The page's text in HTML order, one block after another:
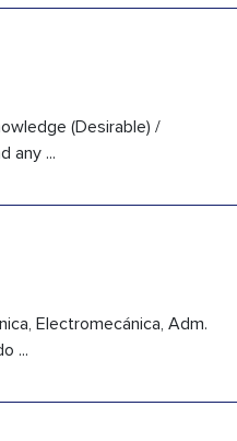
(Desirable) /
any ...
Electromecánica, Adm.
...